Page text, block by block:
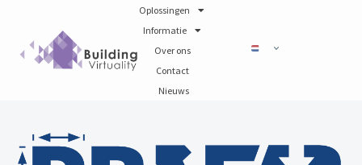
Oplossingen
Informatie
Over ons
Contact
Nieuws